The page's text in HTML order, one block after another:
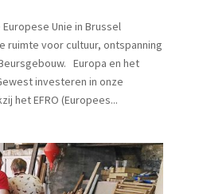
Unie in Brussel
ruimte voor cultuur, ontspanning
Europa en het
investeren in onze
het EFRO (Europees...